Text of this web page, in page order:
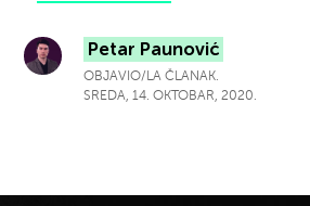
Petar Paunović
OBJAVIO/LA ČLANAK.
SREDA, 14. OKTOBAR, 2020.